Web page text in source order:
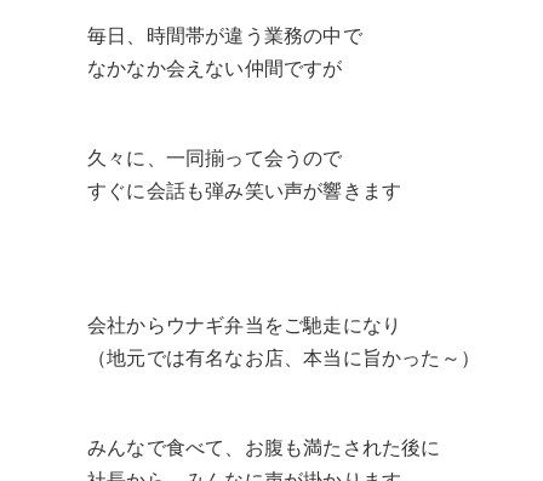
毎日、時間帯が違う業務の中で
なかなか会えない仲間ですが
久々に、一同揃って会うので
すぐに会話も弾み笑い声が響きます
会社からウナギ弁当をご馳走になり
（地元では有名なお店、本当に旨かった～）
みんなで食べて、お腹も満たされた後に